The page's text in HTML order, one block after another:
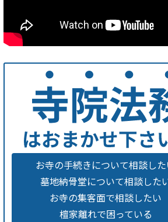
お寺の手続きについて相談し
墓地納骨堂について相談した
お寺の集客面で相談したい
檀家離れで困っている